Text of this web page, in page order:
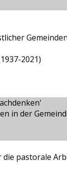
2021)
in der
pastorale